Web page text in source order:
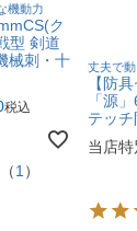
機動力
ク
型 剣道
械刺・十
税込
（1 ）
丈夫で
【防
「源
テッチ
当店